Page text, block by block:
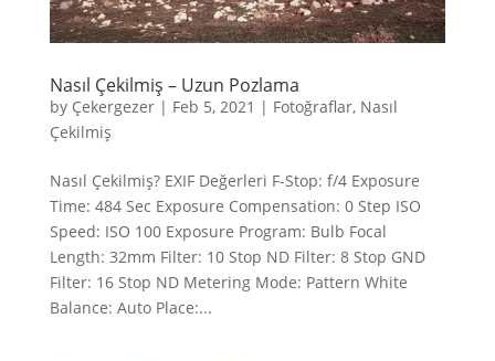
Nasıl Çekilmiş – Uzun Pozlama
by Çekergezer| Feb 5, 2021 | Fotoğraflar, Nasıl
Çekilmiş
Nasıl Çekilmiş? EXIF Değerleri F-Stop: f/4 Exposure
Time: 484 Sec Exposure Compensation: 0 Step ISO
Speed: ISO 100 Exposure Program: Bulb Focal
Length: 32mm Filter: 10 Stop ND Filter: 8 Stop GND
Filter: 16 Stop ND Metering Mode: Pattern White
Balance: Auto Place:...